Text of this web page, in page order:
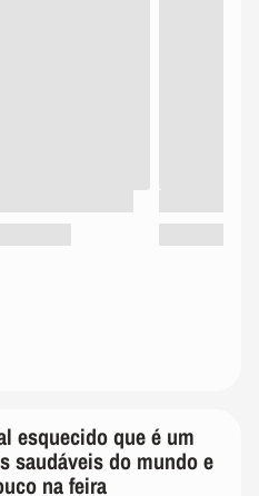
esquecido que é um
saudáveis do mundo e
na feira